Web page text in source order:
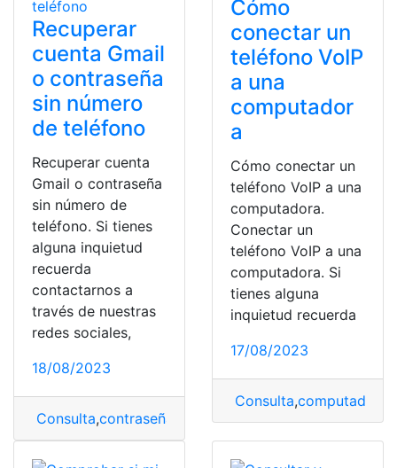
Recuperar
cuenta Gmail
o contraseña
sin número
de teléfono
Recuperar cuenta
Gmail o contraseña
sin número de
teléfono. Si tienes
alguna inquietud
recuerda
contactarnos a
través de nuestras
redes sociales,
18/08/2023
Consulta,contraseña cuenta,Gmail,recuperar,teléfono
Cómo
conectar un
teléfono VoIP
a una
computador
a
Cómo conectar un
teléfono VoIP a una
computadora.
Conectar un
teléfono VoIP a una
computadora. Si
tienes alguna
inquietud recuerda
17/08/2023
Consulta,computadora